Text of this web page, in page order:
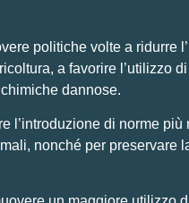
politiche volte a ridurre
a favorire l’utilizzo
dannose.
l’introduzione di norme più
nonché per preservare